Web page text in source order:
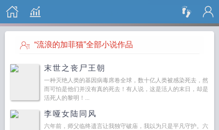
搜 索
“流浪的加菲猫”全部小说作品
末世之丧尸王朝
一种灭绝人类的基因病毒席卷全球，数十亿人类被感染死去，然
而可怕是他们并没有真的死去！有人说，这是活人的末日，却是
活死人的黎明！...
李哑女陆同风
六年前，师父临终遗言让我独守破庙，我以为只是平凡守护。六